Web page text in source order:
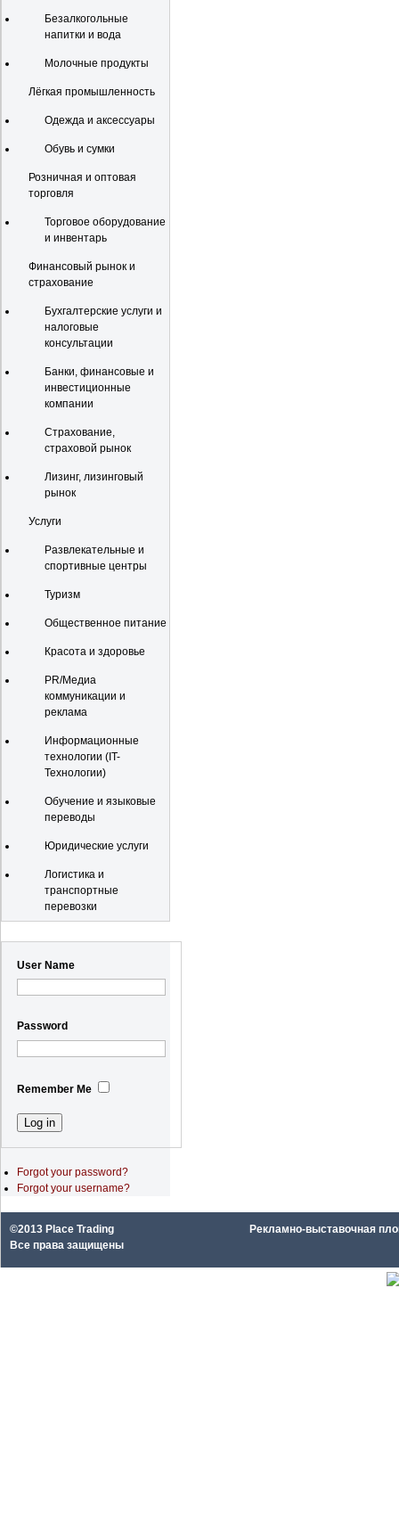
Безалкогольные
напитки и вода
Молочные продукты
Лёгкая промышленность
Одежда и аксессуары
Обувь и сумки
Розничная и оптовая
торговля
Торговое оборудование
и инвентарь
Финансовый рынок и
страхование
Бухгалтерские услуги и
налоговые
консультации
Банки, финансовые и
инвестиционные
компании
Страхование,
страховой рынок
Лизинг, лизинговый
рынок
Услуги
Развлекательные и
спортивные центры
Туризм
Общественное питание
Красота и здоровье
PR/Медиа
коммуникации и
реклама
Информационные
технологии (IT-
Технологии)
Обучение и языковые
переводы
Юридические услуги
Логистика и
транспортные
перевозки
User Name
Password
Remember Me
Forgot your password?
Forgot your username?
©2013 Place Trading
Все права защищены
Рекламно-выставочная